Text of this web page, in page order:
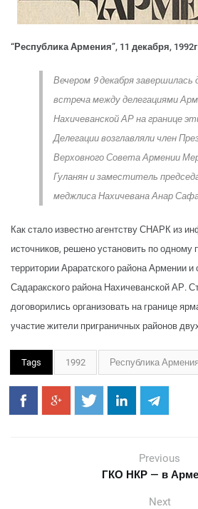
“Республика Армения”, 11 декабря,
Вечером 9 декабря завершилась
встреча между делегациями
Нахичеванской АР на границе
Делегации возглавляли член
Верховного Совета Армении
Гуланян и заместитель
меджлиса Нахичевана Анар
Как стало известно агентству СНАРК из
источников, решено установить по одному
территории Араратского района Армении и
Садаракского района Нахичеванской АР.
договорились организовать на границе
участие жители приграничных районов
Tags 1992 Республика Армения
Previous
ГКО НКР — в
Next